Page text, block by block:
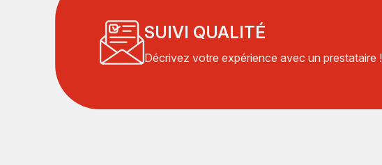
SUIVI QUALITÉ
Décrivez votre expérience avec un prestataire !